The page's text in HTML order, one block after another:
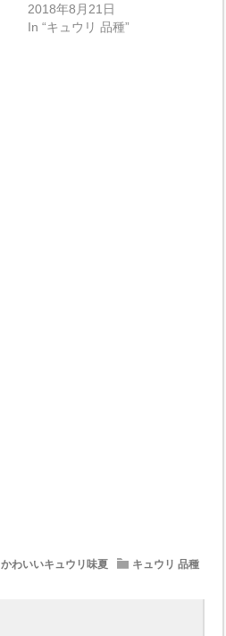
2018年8月21日
In “キュウリ 品種”
かわいいキュウリ味夏 キュウリ 品種